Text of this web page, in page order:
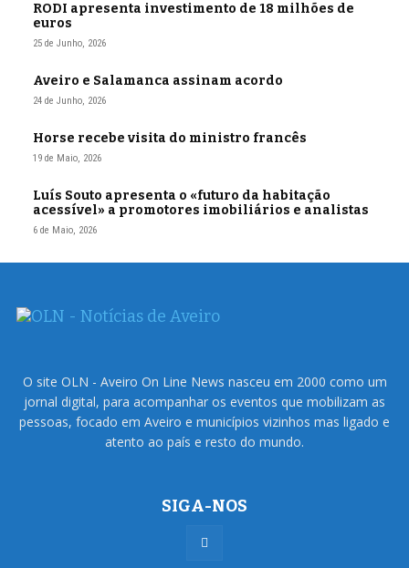
RODI apresenta investimento de 18 milhões de
euros
25 de Junho, 2026
Aveiro e Salamanca assinam acordo
24 de Junho, 2026
Horse recebe visita do ministro francês
19 de Maio, 2026
Luís Souto apresenta o «futuro da habitação
acessível» a promotores imobiliários e analistas
6 de Maio, 2026
O site OLN - Aveiro On Line News nasceu em 2000 como um
jornal digital, para acompanhar os eventos que mobilizam as
pessoas, focado em Aveiro e municípios vizinhos mas ligado e
atento ao país e resto do mundo.
SIGA-NOS